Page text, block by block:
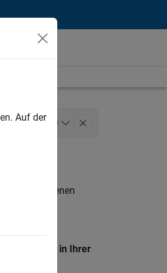
3
keine offenen
in Ihrer
Auf der